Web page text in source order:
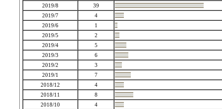
2019/8
39
2019/7
4
2019/6
1
2019/5
2
2019/4
5
2019/3
6
2019/2
3
2019/1
7
2018/12
4
2018/11
8
2018/10
4